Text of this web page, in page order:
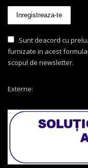
Sunt deacord cu
furnizate in acest
scopul de newsletter.
Externe: